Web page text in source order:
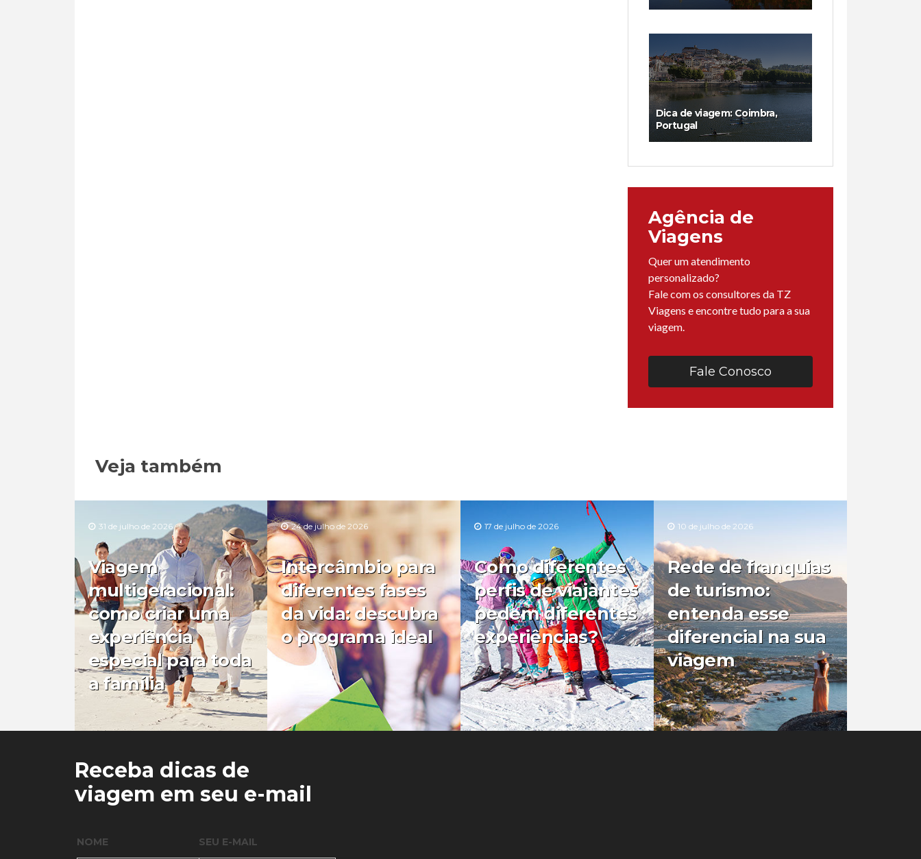
Dica de viagem: Coimbra,
Portugal
Agência de
Viagens
Quer um atendimento
personalizado?
Fale com os consultores da TZ
Viagens e encontre tudo para a sua
viagem.
Fale Conosco
Veja também
31 de julho de 2026
Viagem
multigeracional:
como criar uma
experiência
especial para toda
a família
0
24 de julho de 2026
Intercâmbio para
diferentes fases
da vida: descubra
o programa ideal
0
17 de julho de 2026
Como diferentes
perfis de viajantes
pedem diferentes
experiências?
0
10 de julho de 2026
Rede de franquias
de turismo:
entenda esse
diferencial na sua
viagem
0
Receba dicas de
viagem em seu e-mail
NOME SEU E-MAIL